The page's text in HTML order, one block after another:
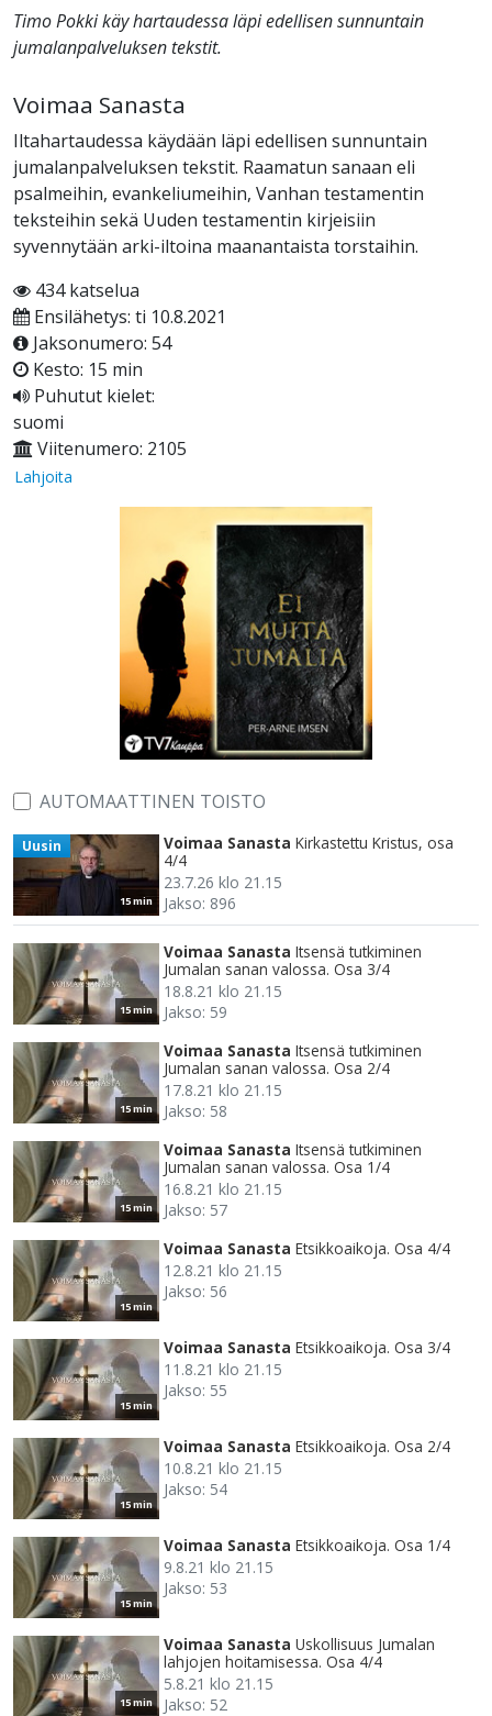
Timo Pokki käy hartaudessa läpi edellisen sunnuntain
jumalanpalveluksen tekstit.
Voimaa Sanasta
Iltahartaudessa käydään läpi edellisen sunnuntain
jumalanpalveluksen tekstit. Raamatun sanaan eli
psalmeihin, evankeliumeihin, Vanhan testamentin
teksteihin sekä Uuden testamentin kirjeisiin
syvennytään arki-iltoina maanantaista torstaihin.
434 katselua
Ensilähetys: ti 10.8.2021
Jaksonumero: 54
Kesto: 15 min
Puhutut kielet:
suomi
Viitenumero: 2105
Lahjoita
AUTOMAATTINEN TOISTO
15 min
Uusin Voimaa Sanasta Kirkastettu Kristus, osa
4/4
23.7.26 klo 21.15
Jakso: 896
15 min
Voimaa Sanasta Itsensä tutkiminen
Jumalan sanan valossa. Osa 3/4
18.8.21 klo 21.15
Jakso: 59
15 min
Voimaa Sanasta Itsensä tutkiminen
Jumalan sanan valossa. Osa 2/4
17.8.21 klo 21.15
Jakso: 58
15 min
Voimaa Sanasta Itsensä tutkiminen
Jumalan sanan valossa. Osa 1/4
16.8.21 klo 21.15
Jakso: 57
15 min
Voimaa Sanasta Etsikkoaikoja. Osa 4/4
12.8.21 klo 21.15
Jakso: 56
15 min
Voimaa Sanasta Etsikkoaikoja. Osa 3/4
11.8.21 klo 21.15
Jakso: 55
15 min
Voimaa Sanasta Etsikkoaikoja. Osa 2/4
10.8.21 klo 21.15
Jakso: 54
15 min
Voimaa Sanasta Etsikkoaikoja. Osa 1/4
9.8.21 klo 21.15
Jakso: 53
15 min
Voimaa Sanasta Uskollisuus Jumalan
lahjojen hoitamisessa. Osa 4/4
5.8.21 klo 21.15
Jakso: 52